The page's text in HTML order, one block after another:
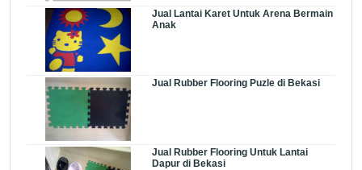
Jual Lantai Karet Untuk Arena Bermain
Anak
Jual Rubber Flooring Puzle di Bekasi
Jual Rubber Flooring Untuk Lantai
Dapur di Bekasi